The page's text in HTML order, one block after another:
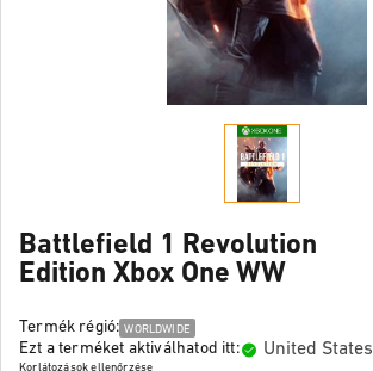
Battlefield 1 Revolution
Edition Xbox One WW
Termék régió: WORLDWIDE
Ezt a terméket aktiválhatod itt: United States
Korlátozások ellenőrzése